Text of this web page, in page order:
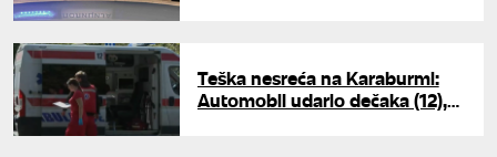
Teška nesreća na Karaburmi:
Automobil udario dečaka (12),